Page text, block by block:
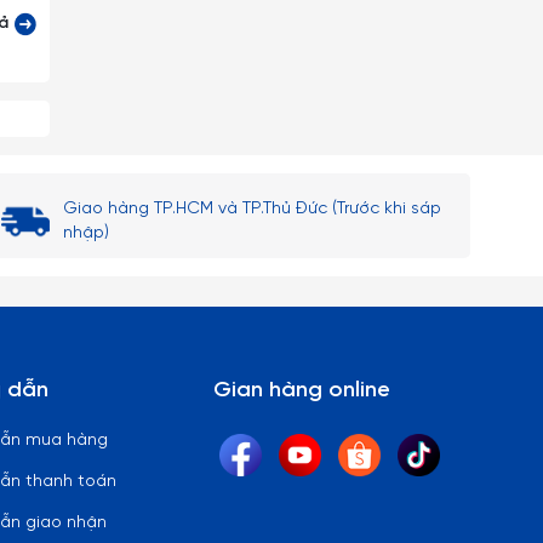
Giao hàng TP.HCM và TP.Thủ Đức (Trước khi sáp
nhập)
dẫn
mua hàng
thanh toán
giao nhận
Gian hàng online